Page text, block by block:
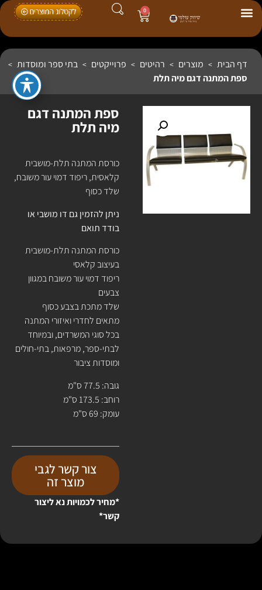
0
דף הבית > מוצרים > רהיטים > פרוייקטים > בתי ספר ומוסדות >
ספת המתנה דגם מיה תלת
ספת המתנה דגם
מיה תלת
כורסת המתנה תלת-מושבית
קלאסית, ריפוד דמוי עור משובח,
שלד כסוף
ניתן להזמין גם דו מושבי או
בודד תואם
כורסת המתנה תלת-מושבית
בעיצוב קלאסי
ריפוד דמוי עור משובח במגוון
צבעים
שלד מתכת בצבע כסוף
מתאים לחדרי ואיזורי המתנה
בכל סוגי המשרדים, ובמיוחד
לבתי-ספר, מרפאות, בתי-חולים
ומוסדות ציבור
גובה: 77.5 ס"מ
רוחב: 173.5 ס"מ
עומק: 69 ס"מ
צור קשר לגבי
מוצר זה
*מחיר לכמויות נא ליצור
קשר*